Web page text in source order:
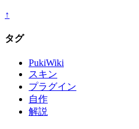
↑
タグ
PukiWiki
スキン
プラグイン
自作
解説